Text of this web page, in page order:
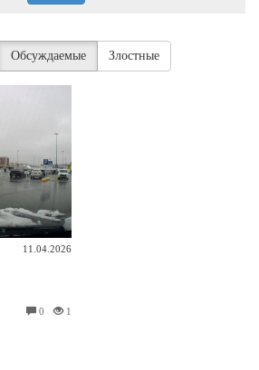
Обсуждаемые Злостные
11.04.2026
1
0